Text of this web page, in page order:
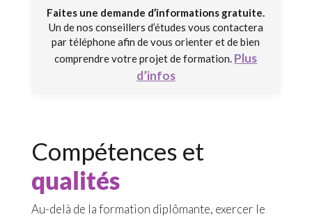
Faites une demande d’informations gratuite.
Un de nos conseillers d’études vous contactera
par téléphone afin de vous orienter et de bien
comprendre votre projet de formation. Plus
d’infos
Compétences et
qualités
Au-delà de la formation diplômante, exercer le